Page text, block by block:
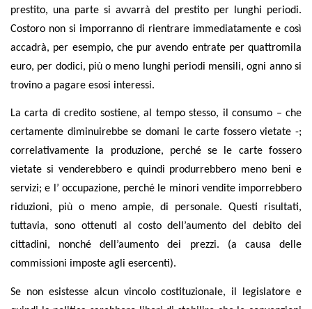
prestito, una parte si avvarrà del prestito per lunghi periodi.
Costoro non si imporranno di rientrare immediatamente e così
accadrà, per esempio, che pur avendo entrate per quattromila
euro, per dodici, più o meno lunghi periodi mensili, ogni anno si
trovino a pagare esosi interessi.
La carta di credito sostiene, al tempo stesso, il consumo – che
certamente diminuirebbe se domani le carte fossero vietate -;
correlativamente la produzione, perché se le carte fossero
vietate si venderebbero e quindi produrrebbero meno beni e
servizi; e l’ occupazione, perché le minori vendite imporrebbero
riduzioni, più o meno ampie, di personale. Questi risultati,
tuttavia, sono ottenuti al costo dell’aumento del debito dei
cittadini, nonché dell’aumento dei prezzi. (a causa delle
commissioni imposte agli esercenti).
Se non esistesse alcun vincolo costituzionale, il legislatore e